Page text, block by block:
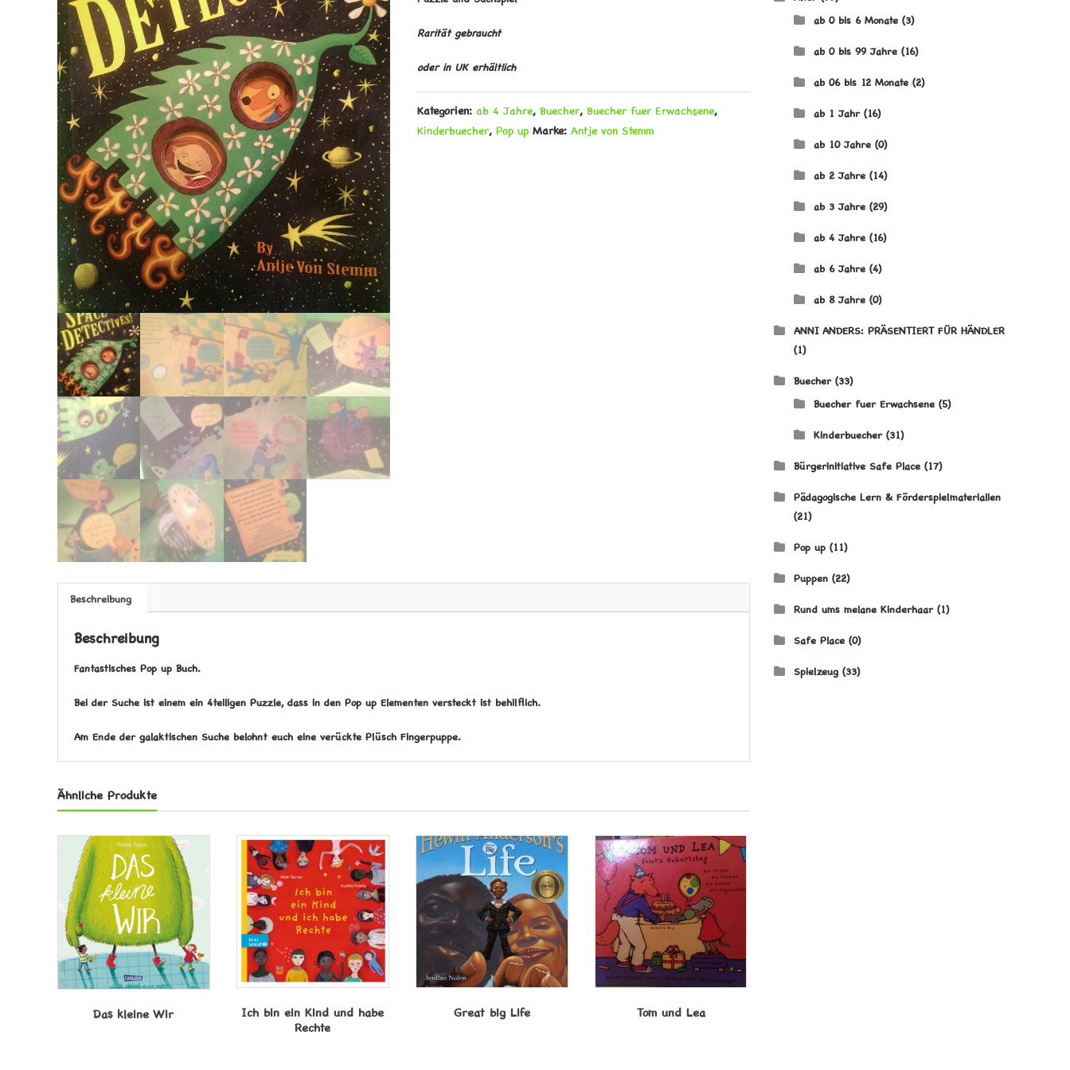
Rarität gebraucht
oder in UK erhältlich
Kategorien:ab 4 Jahre,Buecher,Buecher fuer Erwachsene,
Kinderbuecher,Pop up Marke:Antje von Stemm
Beschreibung
Beschreibung
Fantastisches Pop up Buch.
Bei der Suche ist einem ein 4teiligen Puzzle, dass in den Pop up Elementen versteckt ist behilflich.
Am Ende der galaktischen Suche belohnt euch eine verückte Plüsch Fingerpuppe.
Ähnliche Produkte
Das kleine Wir
Ich bin ein Kind und habe
Rechte
Great big Life Tom und Lea
ab 0 bis 6 Monate (3)
ab 0 bis 99 Jahre (16)
ab 06 bis 12 Monate (2)
ab 1 Jahr (16)
ab 10 Jahre (0)
ab 2 Jahre (14)
ab 3 Jahre (29)
ab 4 Jahre (16)
ab 6 Jahre (4)
ab 8 Jahre (0)
ANNI ANDERS: PRÄSENTIERT FÜR HÄNDLER
(1)
Buecher (33)
Buecher fuer Erwachsene (5)
Kinderbuecher (31)
Bürgerinitiative Safe Place (17)
Pädagogische Lern & Förderspielmaterialien
(21)
Pop up (11)
Puppen (22)
Rund ums melane Kinderhaar (1)
Safe Place (0)
Spielzeug (33)